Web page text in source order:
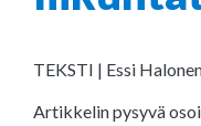
TEKSTI | Essi
Artikkelin pysyvä